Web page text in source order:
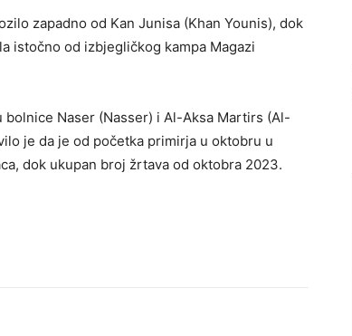
zapadno od Kan Junisa (Khan Younis), dok
istočno od izbjegličkog kampa Magazi
Naser (Nasser) i Al-Aksa Martirs (Al-
je da je od početka primirja u oktobru u
dok ukupan broj žrtava od oktobra 2023.